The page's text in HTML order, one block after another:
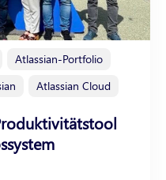
Atlassian-Portfolio
Atlassian Cloud